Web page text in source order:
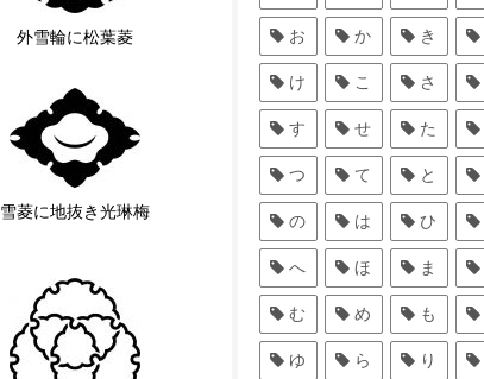
外雪輪に松葉菱
雪菱に地抜き光琳梅
お か き
け こ さ
す せ た
つ て と
の は ひ
へ ほ ま
む め も
ゆ ら り